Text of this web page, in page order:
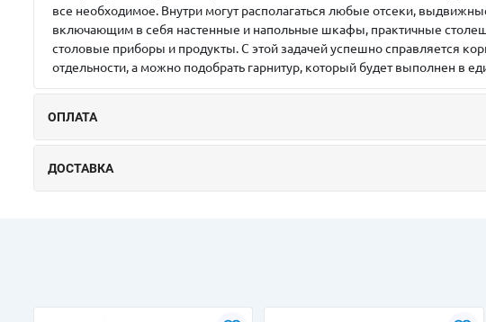
все необходимое. Внутри могут располагаться любые отсеки,
включающим в себя настенные и напольные шкафы, практичные
столовые приборы и продукты. С этой задачей успешно справляется
отдельности, а можно подобрать гарнитур, который будет выполнен в
ОПЛАТА
ДОСТАВКА